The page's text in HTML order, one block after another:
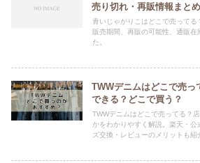
売り切れ・再販情報まと
青いじゃがりこはどこで売って
販売期間、再販の可能性、通販在
た。
TWWデニムはどこで売っ
できる？どこで買う？
TWWデニムはどこで売ってる？
かをわかりやすく解説。楽天・
ズ交換・レビューのメリットも紹